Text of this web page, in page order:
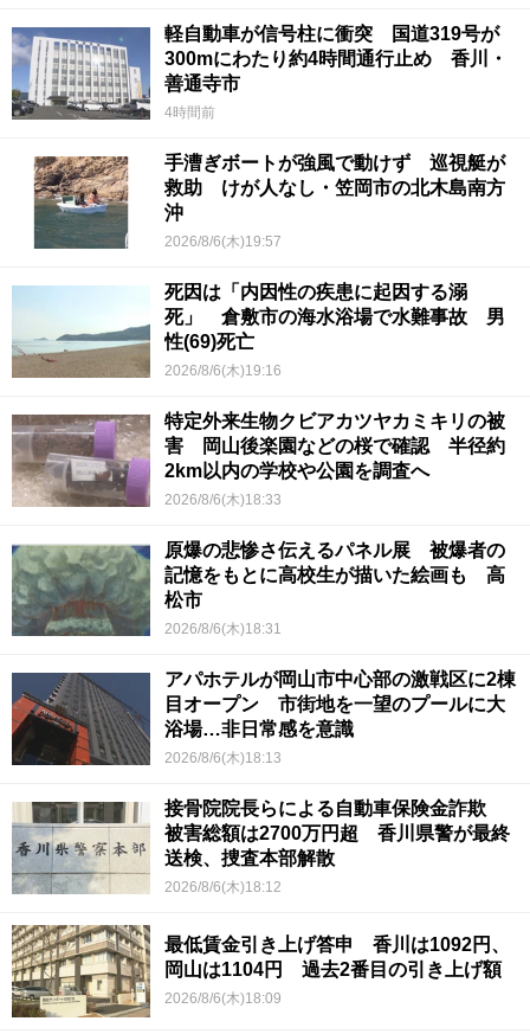
軽自動車が信号柱に衝突 国道319号が
300mにわたり約4時間通行止め 香川・
善通寺市
4時間前
手漕ぎボートが強風で動けず 巡視艇が
救助 けが人なし・笠岡市の北木島南方
沖
2026/8/6(木)19:57
死因は「内因性の疾患に起因する溺
死」 倉敷市の海水浴場で水難事故 男
性(69)死亡
2026/8/6(木)19:16
特定外来生物クビアカツヤカミキリの被
害 岡山後楽園などの桜で確認 半径約
2km以内の学校や公園を調査へ
2026/8/6(木)18:33
原爆の悲惨さ伝えるパネル展 被爆者の
記憶をもとに高校生が描いた絵画も 高
松市
2026/8/6(木)18:31
アパホテルが岡山市中心部の激戦区に2棟
目オープン 市街地を一望のプールに大
浴場…非日常感を意識
2026/8/6(木)18:13
接骨院院長らによる自動車保険金詐欺
被害総額は2700万円超 香川県警が最終
送検、捜査本部解散
2026/8/6(木)18:12
最低賃金引き上げ答申 香川は1092円、
岡山は1104円 過去2番目の引き上げ額
2026/8/6(木)18:09